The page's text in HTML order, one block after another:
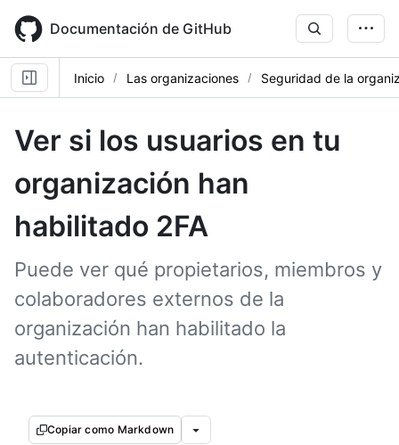
main
content
Documentación de GitHub
Inicio Las organizaciones Seguridad de la
Ver si los usuarios en tu
organización han
habilitado 2FA
Puede ver qué propietarios, miembros y
colaboradores externos de la
organización han habilitado la
autenticación.
Copiar como Markdown